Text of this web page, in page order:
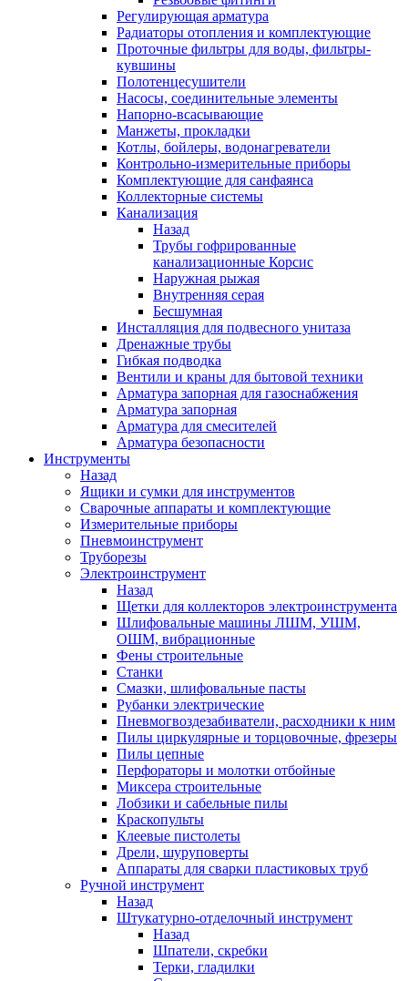
Регулирующая арматура
Радиаторы отопления и комплектующие
Проточные фильтры для воды, фильтры-
кувшины
Полотенцесушители
Насосы, соединительные элементы
Напорно-всасывающие
Манжеты, прокладки
Котлы, бойлеры, водонагреватели
Контрольно-измерительные приборы
Комплектующие для санфаянса
Коллекторные системы
Канализация
Назад
Трубы гофрированные
канализационные Корсис
Наружная рыжая
Внутренняя серая
Бесшумная
Инсталляция для подвесного унитаза
Дренажные трубы
Гибкая подводка
Вентили и краны для бытовой техники
Арматура запорная для газоснабжения
Арматура запорная
Арматура для смесителей
Арматура безопасности
Инструменты
Назад
Ящики и сумки для инструментов
Сварочные аппараты и комплектующие
Измерительные приборы
Пневмоинструмент
Труборезы
Электроинструмент
Назад
Щетки для коллекторов электроинструмента
Шлифовальные машины ЛШМ, УШМ,
ОШМ, вибрационные
Фены строительные
Станки
Смазки, шлифовальные пасты
Рубанки электрические
Пневмогвоздезабиватели, расходники к ним
Пилы циркулярные и торцовочные, фрезеры
Пилы цепные
Перфораторы и молотки отбойные
Миксера строительные
Лобзики и сабельные пилы
Краскопульты
Клеевые пистолеты
Дрели, шуруповерты
Аппараты для сварки пластиковых труб
Ручной инструмент
Назад
Штукатурно-отделочный инструмент
Назад
Шпатели, скребки
Терки, гладилки